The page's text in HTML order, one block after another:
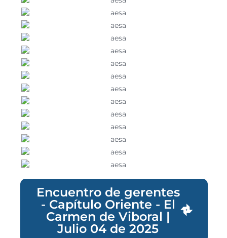
Encuentro de gerentes
- Capítulo Oriente - El
Carmen de Viboral |
Julio 04 de 2025